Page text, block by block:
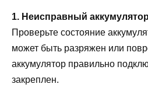
1. Неисправный
Проверьте состояние
может быть разряжен или
аккумулятор правильно
закреплен.